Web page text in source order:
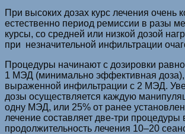
При высоких дозах курс лечения очень
естественно период ремиссии в разы
курсы, со средней или низкой дозой
при незначительной инфильтрации
Процедуры начинают с дозировки
1 МЭД (минимально эффективная
выраженной инфильтрации с 2 МЭД.
дозы осуществляется каждую
одну МЭД, или 25% от ранее
лечение составляет две-три
продолжительность лечения 10–20